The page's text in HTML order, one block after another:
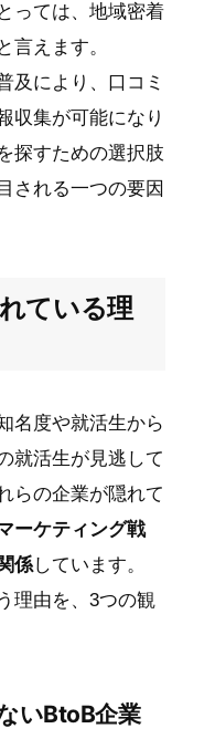
っては、地域密着
言えます。
及により、口コミ
収集が可能になり
探すための選択肢
される一つの要因
ている理
名度や就活生から
就活生が見逃して
らの企業が隠れて
ーケティング戦
係しています。
理由を、3つの観
いBtoB企業